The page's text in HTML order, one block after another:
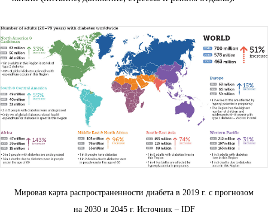
Мировая карта распространенности диабета в 2019 г. с прогнозом
на 2030 и 2045 г. Источник – IDF